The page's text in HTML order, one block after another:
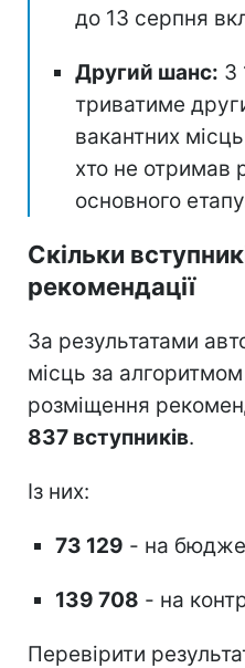
до 13 серпня
Другий шанс: З
триватиме
вакантних
хто не отримав
основного
Скільки
рекомендації
За результатами
місць за
розміщення
837 вступників.
Із них:
73 129 - на
139 708 - на
Перевірити